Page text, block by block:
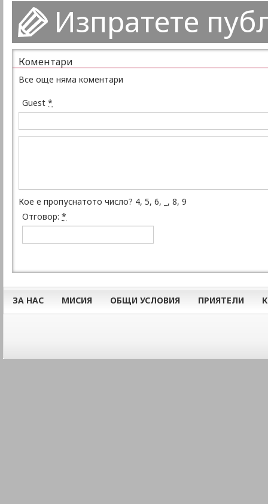
Изпратете
Коментари
Все още няма коментари
Guest *
Кое е пропуснатото число? 4, 5, 6, _, 8, 9
Отговор: *
ЗА НАС МИСИЯ ОБЩИ УСЛОВИЯ ПРИЯТЕЛИ